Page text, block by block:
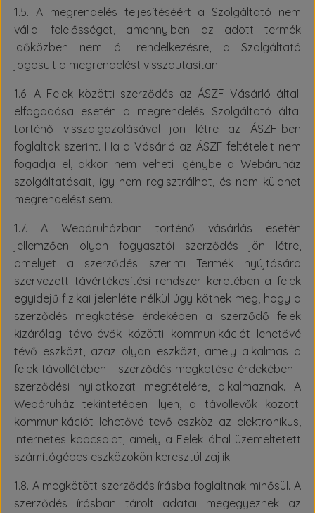
1.5. A megrendelés teljesítéséért a Szolgáltató nem
vállal felelősséget, amennyiben az adott termék
időközben nem áll rendelkezésre, a Szolgáltató
jogosult a megrendelést visszautasítani.
1.6. A Felek közötti szerződés az ÁSZF Vásárló általi
elfogadása esetén a megrendelés Szolgáltató által
történő visszaigazolásával jön létre az ÁSZF-ben
foglaltak szerint. Ha a Vásárló az ÁSZF feltételeit nem
fogadja el, akkor nem veheti igénybe a Webáruház
szolgáltatásait, így nem regisztrálhat, és nem küldhet
megrendelést sem.
1.7. A Webáruházban történő vásárlás esetén
jellemzően olyan fogyasztói szerződés jön létre,
amelyet a szerződés szerinti Termék nyújtására
szervezett távértékesítési rendszer keretében a felek
egyidejű fizikai jelenléte nélkül úgy kötnek meg, hogy a
szerződés megkötése érdekében a szerződő felek
kizárólag távollévők közötti kommunikációt lehetővé
tévő eszközt, azaz olyan eszközt, amely alkalmas a
felek távollétében - szerződés megkötése érdekében -
szerződési nyilatkozat megtételére, alkalmaznak. A
Webáruház tekintetében ilyen, a távollevők közötti
kommunikációt lehetővé tevő eszköz az elektronikus,
internetes kapcsolat, amely a Felek által üzemeltetett
számítógépes eszközökön keresztül zajlik.
1.8. A megkötött szerződés írásba foglaltnak minősül. A
szerződés írásban tárolt adatai megegyeznek az